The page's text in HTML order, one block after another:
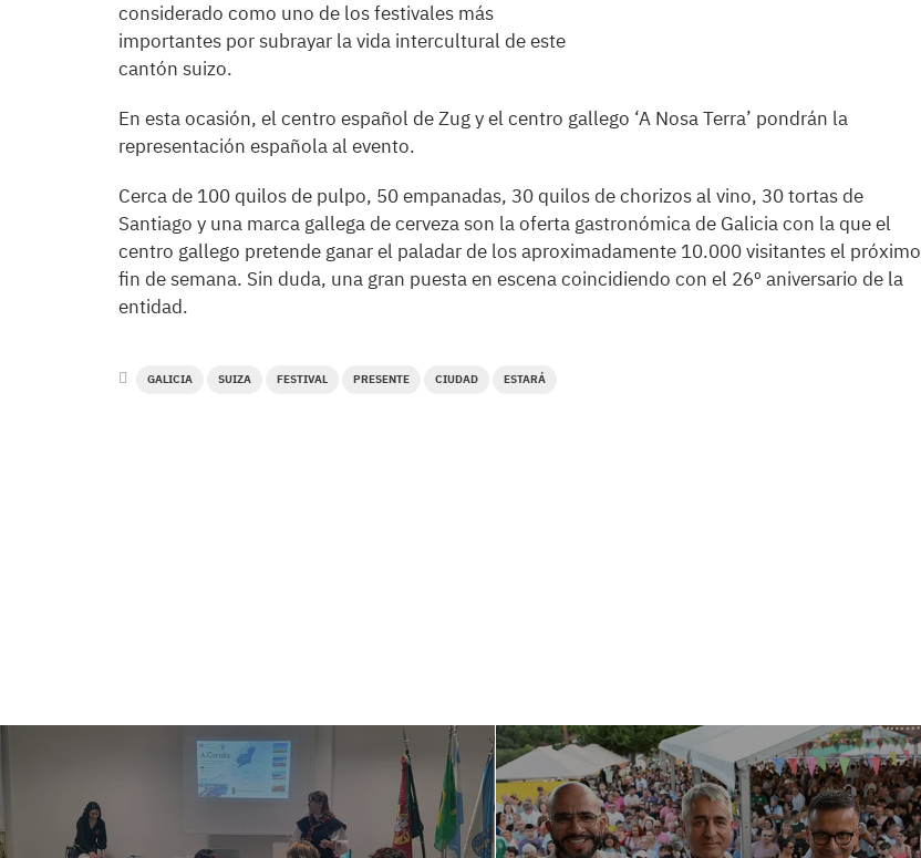
considerado como uno de los festivales más
importantes por subrayar la vida intercultural de este
cantón suizo.
En esta ocasión, el centro español de Zug y el centro gallego ‘A Nosa Terra’ pondrán la
representación española al evento.
Cerca de 100 quilos de pulpo, 50 empanadas, 30 quilos de chorizos al vino, 30 tortas de
Santiago y una marca gallega de cerveza son la oferta gastronómica de Galicia con la que el
centro gallego pretende ganar el paladar de los aproximadamente 10.000 visitantes el próximo
fin de semana. Sin duda, una gran puesta en escena coincidiendo con el 26º aniversario de la
entidad.
GALICIA SUIZA FESTIVAL PRESENTE CIUDAD ESTARÁ